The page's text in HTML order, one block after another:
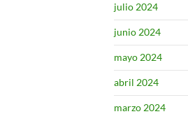
julio 2024
junio 2024
mayo 2024
abril 2024
marzo 2024